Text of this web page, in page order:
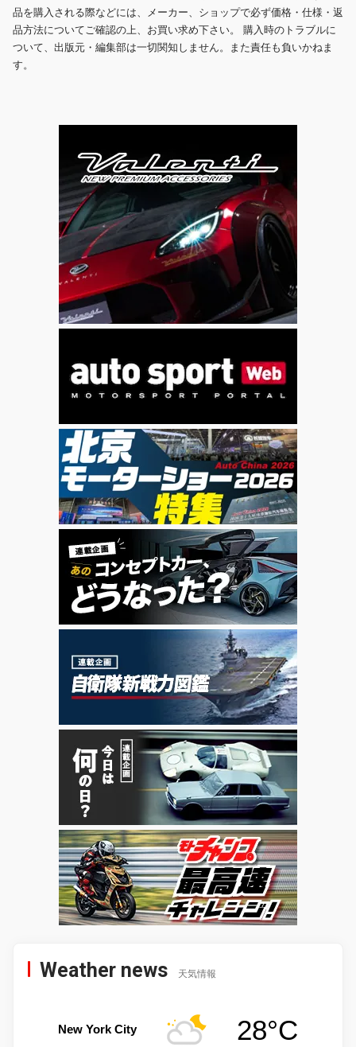
品を購入される際などには、メーカー、ショップで必ず価格・仕様・返
品方法についてご確認の上、お買い求め下さい。 購入時のトラブルに
ついて、出版元・編集部は一切関知しません。また責任も負いかねま
す。
Weather news 天気情報
New York City 28°C